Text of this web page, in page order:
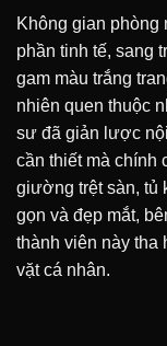
Không gian
phần tinh tế, sang
gam màu trắng
nhiên quen thuộc
sư đã giản lược
cần thiết mà chính
giường trệt sàn, tủ
gọn và đẹp mắt,
thành viên này tha
vặt cá nhân.